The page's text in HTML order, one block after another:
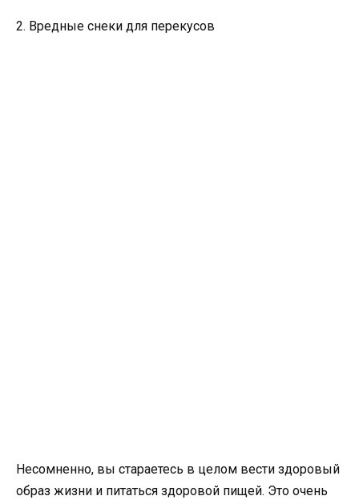
2. Вредные снеки для перекусов
Несомненно, вы стараетесь в целом вести здоровый
образ жизни и питаться здоровой пищей. Это очень